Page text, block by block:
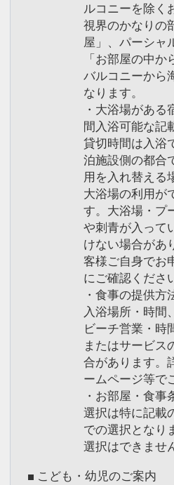
ルコニーを除く
視界のかなりの
屋」、パーシャ
「お部屋の中
バルコニーから
なります。
・大浴場があ
間入浴可能な記
貸切時間は入浴
泊施設側の都合
用を入れ替える
大浴場の利用が
す。大浴場・プ
や刺青が入って
けない場合があ
客様ご自身でお
にご確認くださ
・食事の提供
入浴場所・時間
ビーチ営業・時
またはサービス
合があります。
ームページ等で
・お部屋・食
選択は特に記載
での選択となり
選択はできませ
■ こども・幼児のご案内